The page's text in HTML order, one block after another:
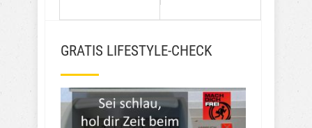
GRATIS LIFESTYLE-CHECK